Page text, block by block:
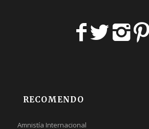
RECOMENDO
Amnistía Internacional